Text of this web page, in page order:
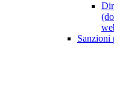
Sanzioni